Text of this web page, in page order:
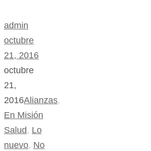
admin
octubre
21, 2016
octubre
21,
2016Alianzas,
En Misión
Salud , Lo
nuevo, No